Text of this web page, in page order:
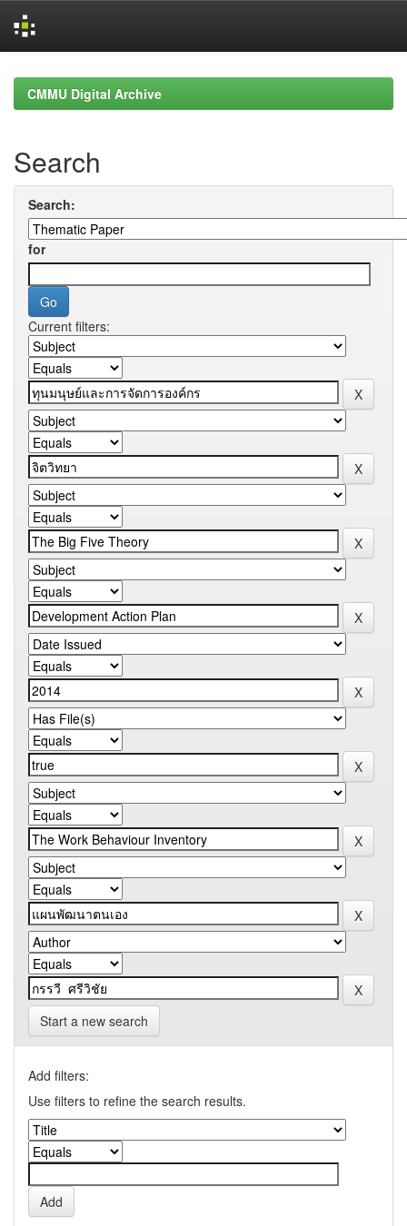
navigationCMMU Digital Archive
Search
Search:
for
Current filters:
Start a new search
Add filters:
Use filters to refine the search results.